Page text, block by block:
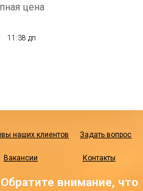
цена
11:38 дп
наших клиентов Задать вопрос
Вакансии Контакты
внимание, что